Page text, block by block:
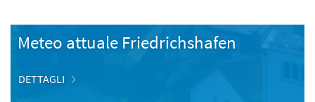
Meteo attuale Friedrichshafen
DETTAGLI